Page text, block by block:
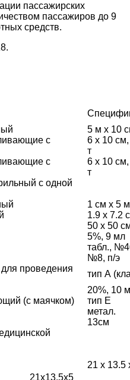
пассажирских
пассажиров до 9
средств.
5 м х 10
с
6 х 10
т
с
6 х 10
т
с одной
1 см х 5 м
1.9 х 7.2
50 х 50
5%, 9 мл
табл.,
№8, п/э
проведения
тип А
20%, 10
(с маячком)
тип Е
метал.
13см
21 х 13.5
21х13,5х5